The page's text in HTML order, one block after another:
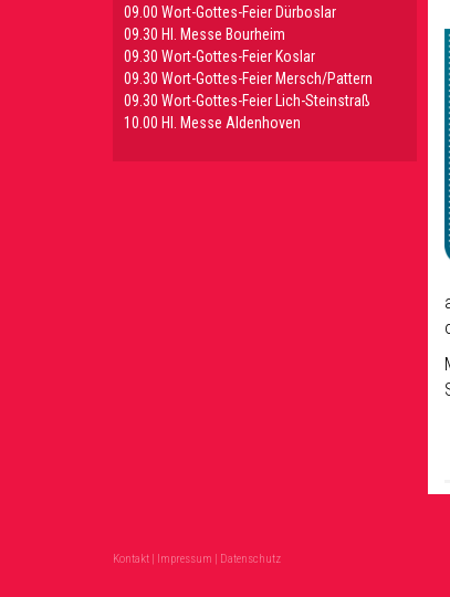
09.00 Wort-Gottes-Feier Dürboslar
09.30 HI. Messe Bourheim
09.30 Wort-Gottes-Feier Koslar
09.30 Wort-Gottes-Feier Mersch/Pattern
09.30 Wort-Gottes-Feier Lich-Steinstraß
10.00 Hl. Messe Aldenhoven
Kontakt | Impressum | Datenschutz